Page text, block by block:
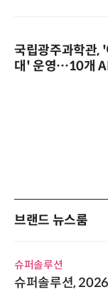
국립광주과학관,
브랜드 뉴스룸
슈퍼솔루션
슈퍼솔루션,